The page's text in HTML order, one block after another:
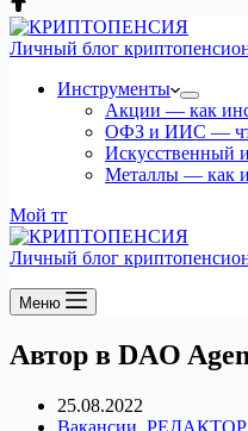
Личный блог
Инструменты
Акции — как
ОФЗ и ИИС —
Искусственный
Металлы — как
Мой тг
Личный блог
Меню
Автор в DAO
25.08.2022
Вакансии, РЕДАКТОР